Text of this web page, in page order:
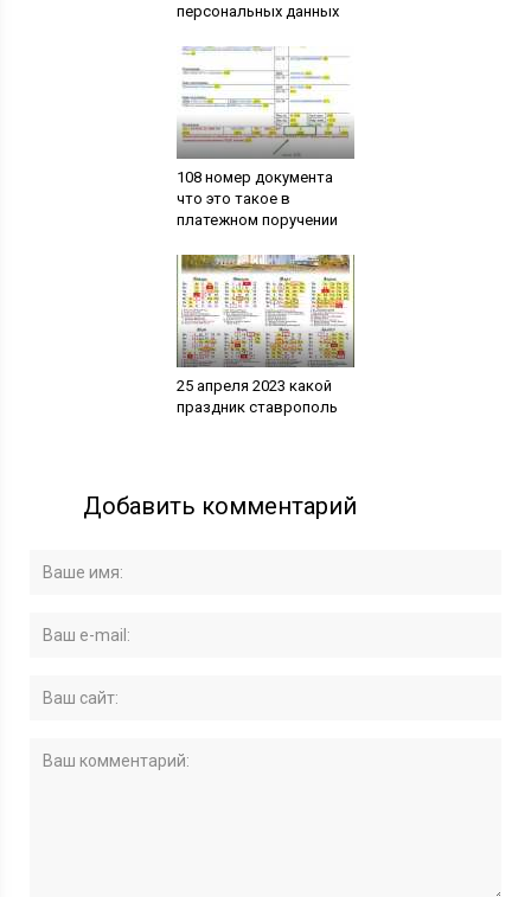
персональных данных
108 номер документа
что это такое в
платежном поручении
25 апреля 2023 какой
праздник ставрополь
Добавить комментарий